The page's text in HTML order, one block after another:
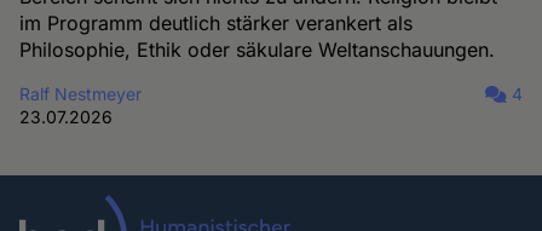
im Programm deutlich stärker verankert als
Philosophie, Ethik oder säkulare Weltanschauungen.
Ralf Nestmeyer
23.07.2026
4